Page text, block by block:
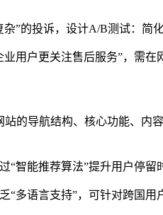
杂”的投诉，设计A/B测试：简
用户更关注售后服务”，需在
站的导航结构、核心功能、内容
“智能推荐算法”提升用户停留
“多语言支持”，可针对跨国用